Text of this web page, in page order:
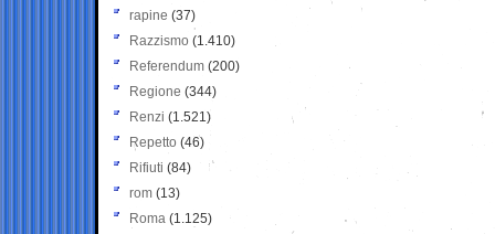
rapine (37)
Razzismo (1.410)
Referendum (200)
Regione (344)
Renzi (1.521)
Repetto (46)
Rifiuti (84)
rom (13)
Roma (1.125)